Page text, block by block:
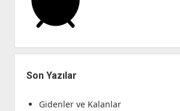
Son Yazılar
Gidenler ve Kalanlar